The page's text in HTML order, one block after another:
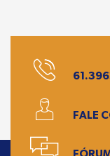
FALE